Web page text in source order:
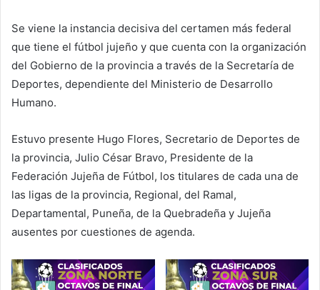
Se viene la instancia decisiva del certamen más federal
que tiene el fútbol jujeño y que cuenta con la organización
del Gobierno de la provincia a través de la Secretaría de
Deportes, dependiente del Ministerio de Desarrollo
Humano.
Estuvo presente Hugo Flores, Secretario de Deportes de
la provincia, Julio César Bravo, Presidente de la
Federación Jujeña de Fútbol, los titulares de cada una de
las ligas de la provincia, Regional, del Ramal,
Departamental, Puneña, de la Quebradeña y Jujeña
ausentes por cuestiones de agenda.